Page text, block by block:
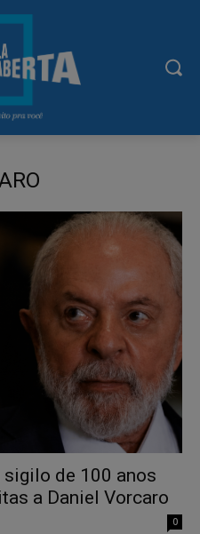
sigilo de 100 anos
a Daniel Vorcaro
0